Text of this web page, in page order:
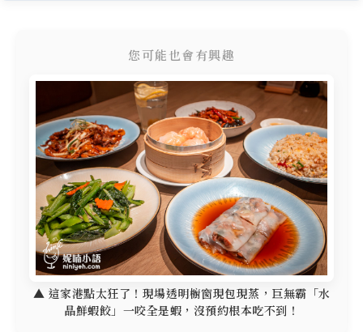
您可能也會有興趣
▲ 這家港點太狂了！現場透明櫥窗現包現蒸，巨無霸「水
晶鮮蝦餃」一咬全是蝦，沒預約根本吃不到！